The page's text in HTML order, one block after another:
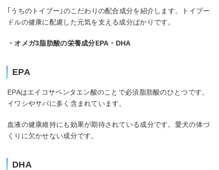
｢うちのトイプー｣のこだわりの配合成分を紹介します。トイプー
ドルの健康に配慮した元気を支える成分ばかりです。
・オメガ3脂肪酸の栄養成分EPA・DHA
EPA
EPAはエイコサペンタエン酸のことで必須脂肪酸のひとつです。
イワシやサバに多く含まれています。
血液の健康維持にも効果が期待されている成分です。愛犬の体づ
くりに欠かせない成分です。
DHA